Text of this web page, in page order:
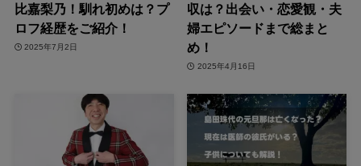
比嘉梨乃！馴れ初めは？プ
ロフ経歴をご紹介！
2025年7月2日
収は？出会い・恋愛観・夫
婦エピソードまで総まと
め！
2025年4月16日